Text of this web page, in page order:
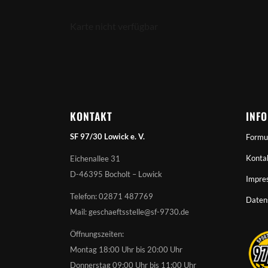
KONTAKT
SF 97/30 Lowick e. V.
Eichenallee 31
D-46395 Bocholt – Lowick
Telefon: 02871 487769
Mail: geschaeftsstelle@sf-9730.de
Öffnungszeiten:
Montag 18:00 Uhr bis 20:00 Uhr
Donnerstag 09:00 Uhr bis 11:00 Uhr